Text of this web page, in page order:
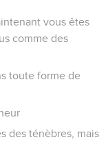
vous êtes
comme des
toute forme de
des ténèbres, mais